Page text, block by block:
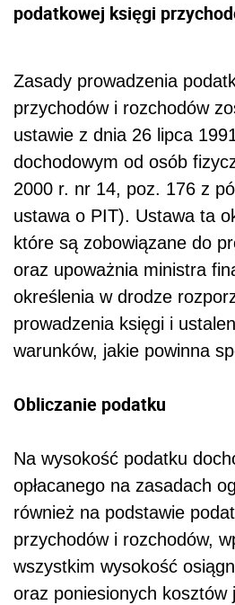
podatkowej księgi
Zasady prowadzenia
przychodów i rozchodów
ustawie z dnia 26 lipca
dochodowym od osób
2000 r. nr 14, poz. 176 z
ustawa o PIT). Ustawa ta
które są zobowiązane do
oraz upoważnia ministra
określenia w drodze
prowadzenia księgi i
warunków, jakie powinna
Obliczanie podatku
Na wysokość podatku
opłacanego na zasadach
również na podstawie
przychodów i rozchodów,
wszystkim wysokość
oraz poniesionych kosztów